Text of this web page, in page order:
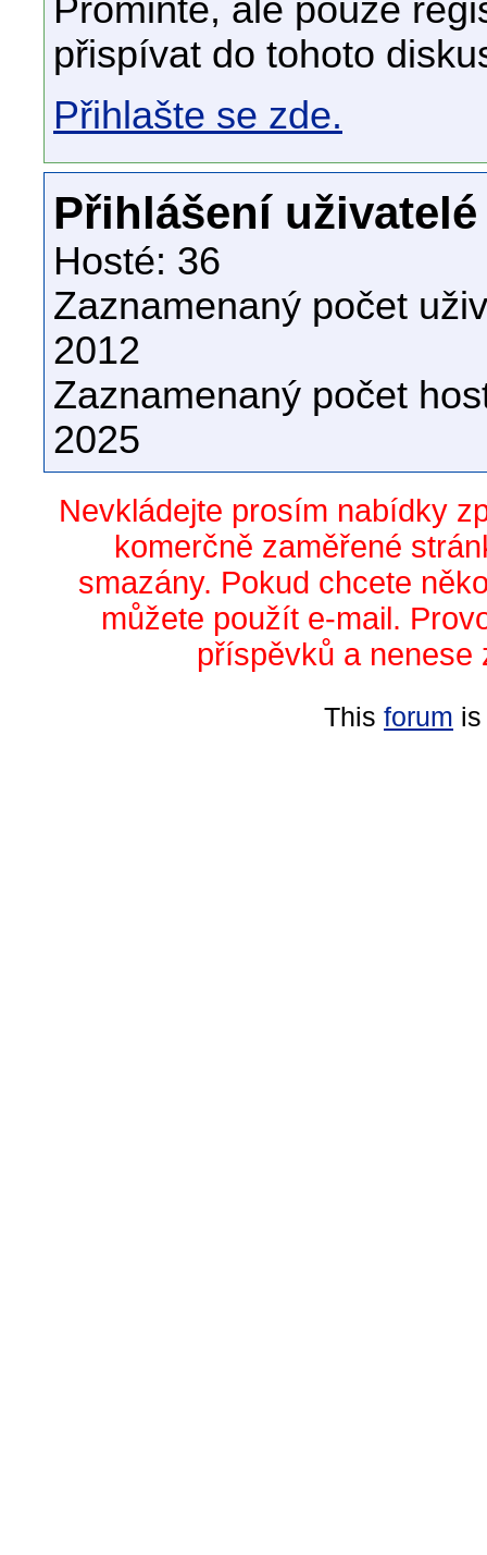
Promiňte, ale pouze
přispívat do tohoto
Přihlašte se zde.
Přihlášení uživatelé
Hosté: 36
Zaznamenaný počet
2012
Zaznamenaný počet
2025
Nevkládejte prosím nabídky
komerčně zaměřené
smazány. Pokud chcete
můžete použít e-mail.
příspěvků a nenese
This forum